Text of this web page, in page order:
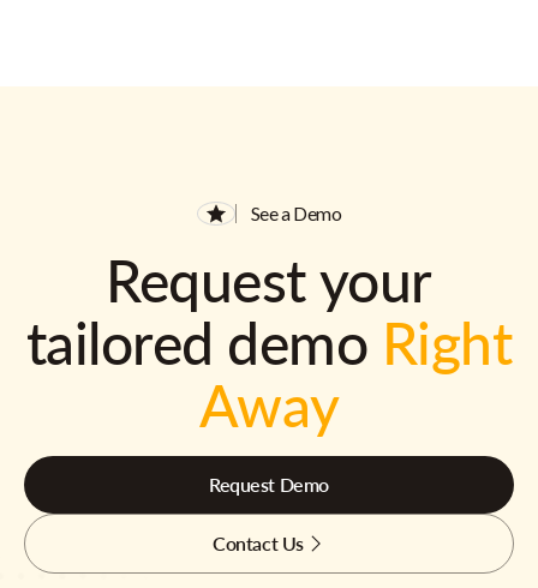
See a Demo
Request your
tailored demo Right
Away
Request Demo
Contact Us